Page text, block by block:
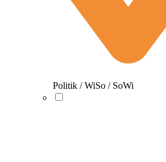
Politik / WiSo / SoWi